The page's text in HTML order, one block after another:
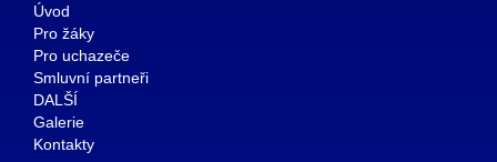
Úvod
Pro žáky
Pro uchazeče
Smluvní partneři
DALŠÍ
Galerie
Kontakty